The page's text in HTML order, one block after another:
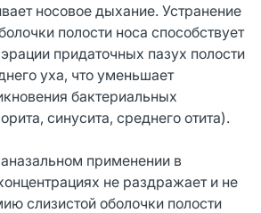
носовое дыхание. Устранение
полости носа способствует
придаточных пазух полости
уха, что уменьшает
бактериальных
синусита, среднего отита).
применении в
не раздражает и не
слизистой оболочки полости